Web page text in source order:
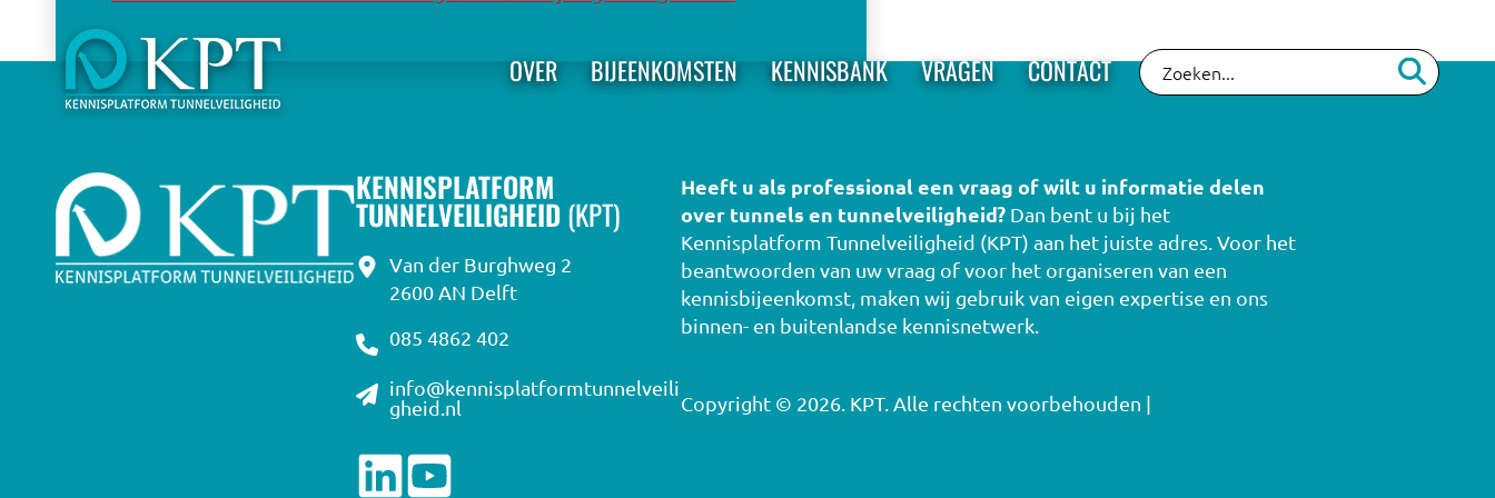
OVER BIJEENKOMSTEN KENNISBANK VRAGEN CONTACT
OVER
KENNISPLATFORM
TUNNELVEILIGHEID(KPT)
Van der Burghweg 2
2600 AN Delft
085 4862 402
info@kennisplatformtunnelveili
gheid.nl
Heeft u als professional een vraag of wilt u informatie delen
over tunnels en tunnelveiligheid? Dan bent u bij het
Kennisplatform Tunnelveiligheid (KPT) aan het juiste adres. Voor het
beantwoorden van uw vraag of voor het organiseren van een
kennisbijeenkomst, maken wij gebruik van eigen expertise en ons
binnen- en buitenlandse kennisnetwerk.
Copyright © 2026. KPT. Alle rechten voorbehouden |